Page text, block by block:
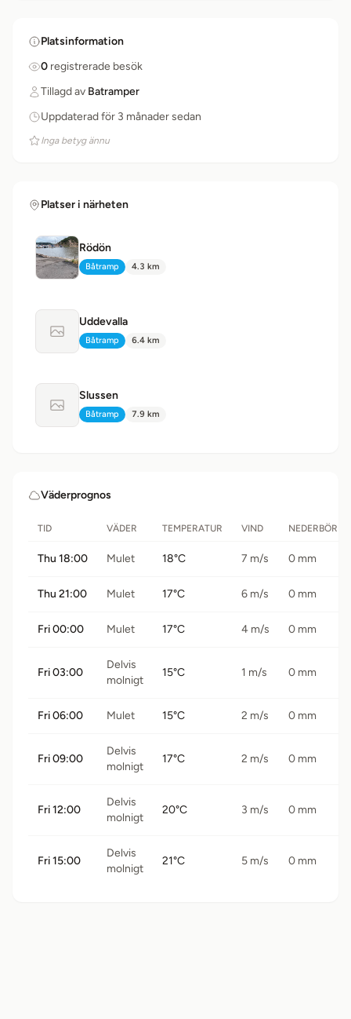
Platsinformation
0 registrerade besök
Tillagd av Batramper
Uppdaterad för 3 månader sedan
Inga betyg ännu
Platser i närheten
Rödön
Typ:
Båtramp Avstånd:
4.3 km
Ingen bild tillgänglig
Uddevalla
Typ:
Båtramp Avstånd:
6.4 km
Ingen bild tillgänglig
Slussen
Typ:
Båtramp Avstånd:
7.9 km
Väderprognos
TID VÄDER TEMPERATUR VIND NEDERBÖRD
Thu 18:00 Mulet 18°C 7 m/s 0 mm
Thu 21:00 Mulet 17°C 6 m/s 0 mm
Fri 00:00 Mulet 17°C 4 m/s 0 mm
Fri 03:00
Delvis
molnigt
15°C 1 m/s 0 mm
Fri 06:00 Mulet 15°C 2 m/s 0 mm
Fri 09:00
Delvis
molnigt
17°C 2 m/s 0 mm
Fri 12:00
Delvis
molnigt
20°C 3 m/s 0 mm
Fri 15:00
Delvis
molnigt
21°C 5 m/s 0 mm